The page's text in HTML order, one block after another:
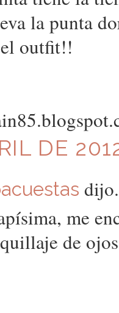
la punta
outfit!!
DE
me
de